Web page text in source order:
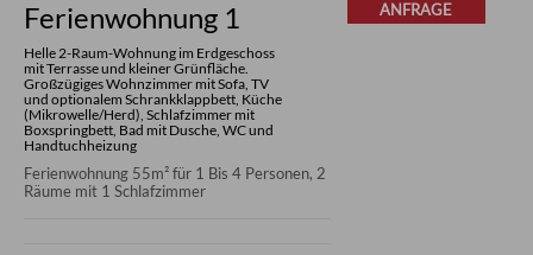
Ferienwohnung 1
Helle 2-Raum-Wohnung im Erdgeschoss
mit Terrasse und kleiner Grünfläche.
Großzügiges Wohnzimmer mit Sofa, TV
und optionalem Schrankklappbett, Küche
(Mikrowelle/Herd), Schlafzimmer mit
Boxspringbett, Bad mit Dusche, WC und
Handtuchheizung
Ferienwohnung 55m² für 1 Bis 4 Personen, 2
Räume mit 1 Schlafzimmer
ANFRAGE